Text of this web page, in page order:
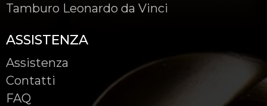
Tamburo Leonardo da Vinci
ASSISTENZA
Assistenza
Contatti
FAQ